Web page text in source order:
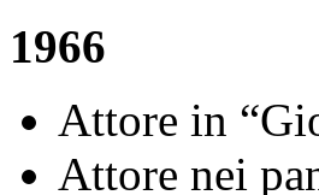
1966
Attore in
Attore nei